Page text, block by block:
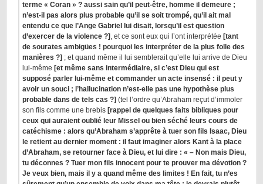
terme « Coran » ? aussi sain qu’il peut-être, homme il demeure ;
n’est-il pas alors plus probable qu’il se soit trompé, qu’il ait mal
entendu ce que l’Ange Gabriel lui disait, lorsqu’il est question
d’exercer de la violence ?] , et ce sont eux qui l’ont interprétée [tant
de sourates ambigües ! pourquoi les interpréter de la plus folle des
manières ?] ; et quand même il lui semblerait qu’elle lui arrive de Dieu
lui-même [et même sans intermédiaire, si c’est Dieu qui est
supposé parler lui-même et commander un acte insensé : il peut y
avoir un souci ; l’hallucination n’est-elle pas une hypothèse plus
probable dans de tels cas ?] (tel l’ordre qu’Abraham reçut d’immoler
son fils comme une brebis [rappel de quelques faits bibliques pour
ceux qui auraient oublié leur Missel ou bien séché leurs cours de
catéchisme : alors qu’Abraham s’apprête à tuer son fils Isaac, Dieu
le retient au dernier moment : il faut imaginer alors Kant à la place
d’Abraham, se retourner face à Dieu, et lui dire : « – Non mais Dieu,
tu déconnes ? Tuer mon fils innocent pour te prouver ma dévotion ?
Je veux bien, mais il y a quand même des limites ! En fait, tu n’es